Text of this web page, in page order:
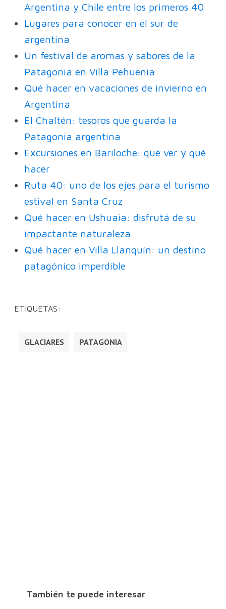
Argentina y Chile entre los primeros 40
Lugares para conocer en el sur de
argentina
Un festival de aromas y sabores de la
Patagonia en Villa Pehuenia
Qué hacer en vacaciones de invierno en
Argentina
El Chaltén: tesoros que guarda la
Patagonia argentina
Excursiones en Bariloche: qué ver y qué
hacer
Ruta 40: uno de los ejes para el turismo
estival en Santa Cruz
Qué hacer en Ushuaia: disfrutá de su
impactante naturaleza
Qué hacer en Villa Llanquín: un destino
patagónico imperdible
ETIQUETAS:
GLACIARES PATAGONIA
También te puede interesar